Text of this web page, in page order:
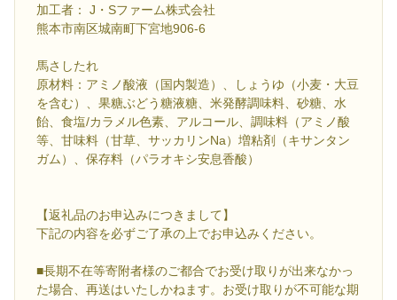
加工者： J・Sファーム株式会社
熊本市南区城南町下宮地906-6
馬さしたれ
原材料：アミノ酸液（国内製造）、しょうゆ（小麦・大豆
を含む）、果糖ぶどう糖液糖、米発酵調味料、砂糖、水
飴、食塩/カラメル色素、アルコール、調味料（アミノ酸
等、甘味料（甘草、サッカリンNa）増粘剤（キサンタン
ガム）、保存料（パラオキシ安息香酸）
【返礼品のお申込みにつきまして】
下記の内容を必ずご了承の上でお申込みください。
■長期不在等寄附者様のご都合でお受け取りが出来なかっ
た場合、再送はいたしかねます。お受け取りが不可能な期